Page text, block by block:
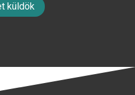
küldök